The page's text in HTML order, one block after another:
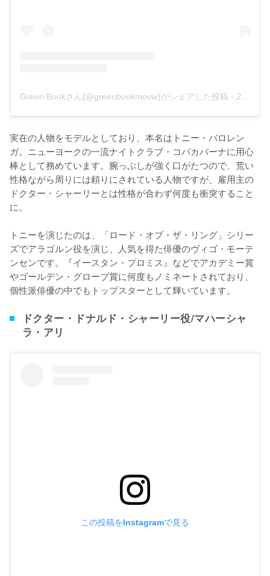
Green Bookさん(@greenbookmovie)がシェアした投稿 - 2018年11月月13日午後12時04分PST
実在の人物をモデルとしており、本名はトニー・バロレン
ガ。ニューヨークの一流ナイトクラブ・コパカバーナに用心
棒として務めています。腕っぷしが強く口がたつので、荒い
性格ながら周りには頼りにされている人物ですが、雇用主の
ドクター・シャーリーとは性格が合わず何度も衝突すること
に。
トニーを演じたのは、「ロード・オブ・ザ・リング」シリー
ズでアラゴルン役を演じ、人気を得た俳優のヴィゴ・モーテ
ンセンです。『イースタン・プロミス』などでアカデミー賞
やゴールデン・グローブ賞に何度もノミネートされており、
個性派俳優の中でもトップスターとして輝いています。
ドクター・ドナルド・シャーリー役/マハーシャ
ラ・アリ
この投稿をInstagramで見る